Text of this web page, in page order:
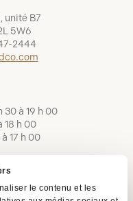
le contenu et les
unité B7
5W6
2444
30 à 19 h 00
18 h 00
17 h 00